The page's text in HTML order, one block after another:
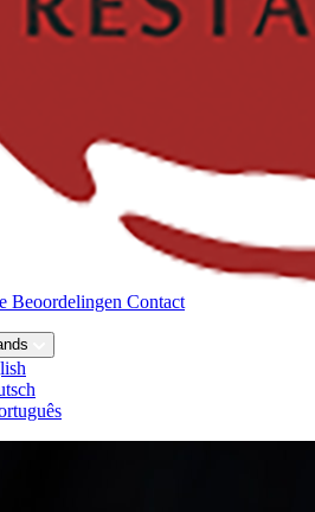
(huidige)
Beoordelingen Contact